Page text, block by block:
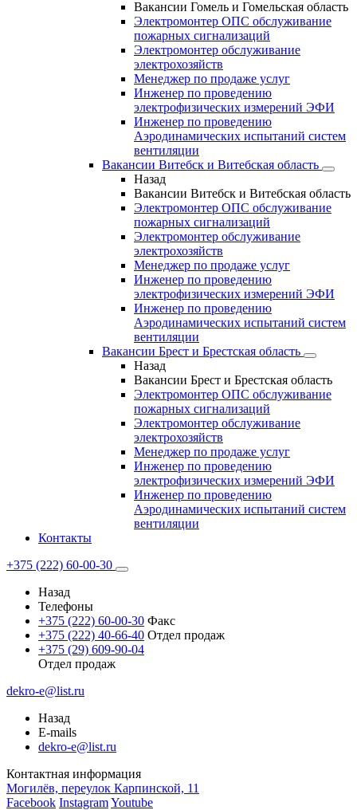
Вакансии Гомель и Гомельская область
Электромонтер ОПС обслуживание
пожарных сигнализаций
Электромонтер обслуживание
электрохозяйств
Менеджер по продаже услуг
Инженер по проведению
электрофизических измерений ЭФИ
Инженер по проведению
Аэродинамических испытаний систем
вентиляции
Вакансии Витебск и Витебская область
Назад
Вакансии Витебск и Витебская область
Электромонтер ОПС обслуживание
пожарных сигнализаций
Электромонтер обслуживание
электрохозяйств
Менеджер по продаже услуг
Инженер по проведению
электрофизических измерений ЭФИ
Инженер по проведению
Аэродинамических испытаний систем
вентиляции
Вакансии Брест и Брестская область
Назад
Вакансии Брест и Брестская область
Электромонтер ОПС обслуживание
пожарных сигнализаций
Электромонтер обслуживание
электрохозяйств
Менеджер по продаже услуг
Инженер по проведению
электрофизических измерений ЭФИ
Инженер по проведению
Аэродинамических испытаний систем
вентиляции
Контакты
+375 (222) 60-00-30
Назад
Телефоны
+375 (222) 60-00-30 Факс
+375 (222) 40-66-40 Отдел продаж
+375 (29) 609-90-04
Отдел продаж
dekro-e@list.ru
Назад
E-mails
dekro-e@list.ru
Контактная информация
Могилёв, переулок Карпинской, 11
Facebook InstagramYoutube